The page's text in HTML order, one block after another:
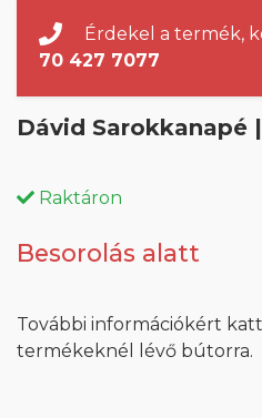
Érdekel a termék,
70 427 7077
Dávid Sarokkanapé
Raktáron
Besorolás alatt
További információkért
termékeknél lévő bútorra.